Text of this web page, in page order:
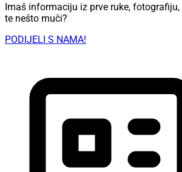
Imaš informaciju iz prve ruke,
te nešto muči?
PODIJELI S NAMA!